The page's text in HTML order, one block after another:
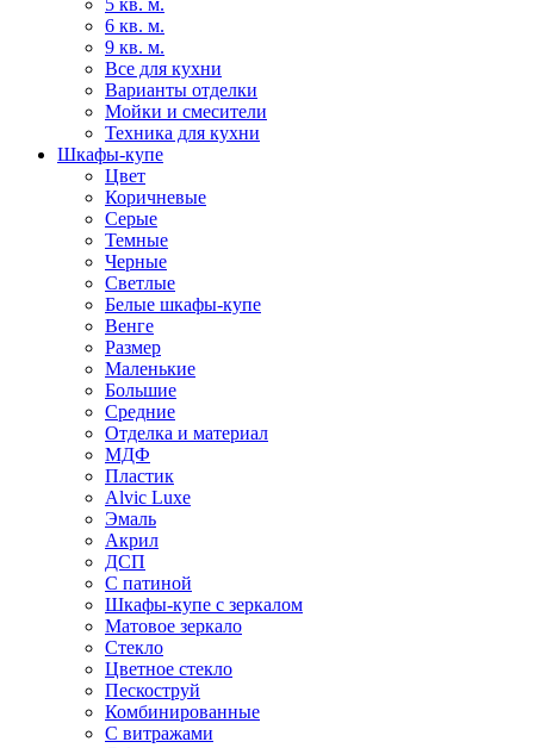
5 кв. м.
6 кв. м.
9 кв. м.
Все для кухни
Варианты отделки
Мойки и смесители
Техника для кухни
Шкафы-купе
Цвет
Коричневые
Серые
Темные
Черные
Светлые
Белые шкафы-купе
Венге
Размер
Маленькие
Большие
Средние
Отделка и материал
МДФ
Пластик
Alvic Luxe
Эмаль
Акрил
ДСП
С патиной
Шкафы-купе с зеркалом
Матовое зеркало
Стекло
Цветное стекло
Пескоструй
Комбинированные
С витражами